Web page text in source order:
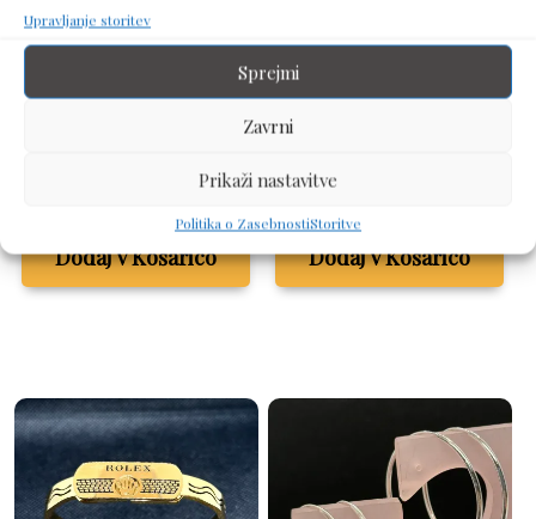
Upravljanje storitev
Sprejmi
Zavrni
Prikaži nastavitve
Politika o ZasebnostiStoritve
zapestnica z
Dodaj V Košarico
zapestnica z
60,00
Dodaj V Košarico